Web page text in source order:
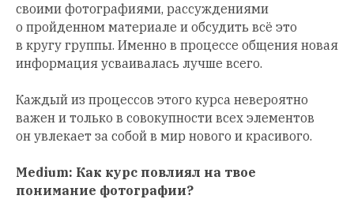
своими фотографиями, рассуждениями
о пройденном материале и обсудить всё это
в кругу группы. Именно в процессе общения новая
информация усваивалась лучше всего.
Каждый из процессов этого курса невероятно
важен и только в совокупности всех элементов
он увлекает за собой в мир нового и красивого.
Medium: Как курс повлиял на твое
понимание фотографии?